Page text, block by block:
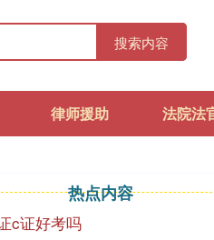
搜索内容
律师援助 法院法
热点内容
c证好考吗